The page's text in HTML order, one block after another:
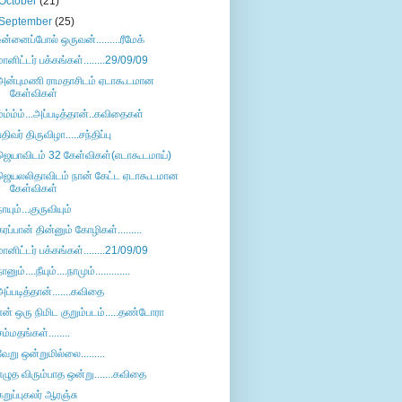
(25)
ஒருவன்.........ரீமேக்
பக்கங்கள்........29/09/09
ராமதாசிடம் ஏடாகூடமான
கேள்விகள்
திருவிழா.....சந்திப்பு
32 கேள்விகள்(எடாகூடமாய்)
நான் கேட்ட ஏடாகூடமான
கேள்விகள்
தின்னும் கோழிகள்.........
பக்கங்கள்........21/09/09
ஒரு நிமிட குறும்படம்.....தண்டோரா
ஒன்றுமில்லை.........
விரும்பாத ஒன்று.......கவிதை
ஆரஞ்சு